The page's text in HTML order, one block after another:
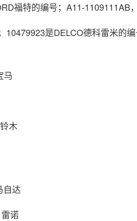
福特的编号；A11-1109111AB
10479923是DELCO德科雷米的
木
达
诺